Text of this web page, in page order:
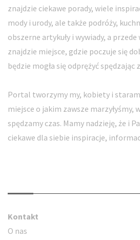
znajdzie ciekawe porady, wiele
mody i urody, ale także podróży,
obszerne artykuły i wywiady, a
znajdzie miejsce, gdzie poczuje się
będzie mogła się odprężyć spędzając
Portal tworzymy my, kobiety i
miejsce o jakim zawsze marzyłyśmy,
spędzamy czas. Mamy nadzieję, że i
ciekawe dla siebie inspiracje,
Kontakt
O nas